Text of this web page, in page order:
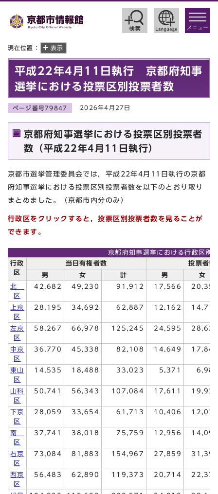
toggle
メニュー
現在位置： 表示
平成22年4月11日執行 京都府知事
選挙における投票区別投票者数
ページ番号79847 2026年4月27日
京都府知事選挙における投票区別投票者
数（平成22年4月11日執行）
京都市選挙管理委員会では，平成22年4月11日執行の京都
府知事選挙における投票区別投票者数を以下のとおり取り
まとめました。（京都市内分のみ）
行政区をクリックすると，投票区別投票者数を見ることが
できます。
京都府知事選挙における行政区別
行政
区
当日有権者数
投票者数
男
女 計 男
女
北
区
42,682 49,230 91,912 17,566
上京
区
28,195 34,692 62,887 12,162
左京
区
58,267 66,978 125,245 24,595
中京
区
36,770 45,338 82,108 14,649
東山
区
14,535 18,488 33,023 5,371
山科
区
50,741 56,343 107,084 17,611
下京
区
28,059 33,654 61,713 10,406
南
区
37,741 38,018 75,759 12,956
右京
区
73,084 81,883 154,967 27,859
西京
区
56,483 62,890 119,373 20,714